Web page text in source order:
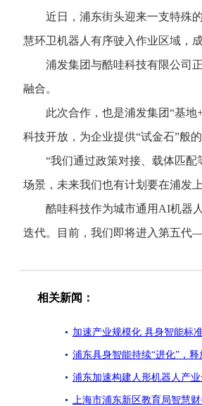
近日，浦东街头迎来一支特殊的
慧环卫机器人有序驶入作业区域，
浦发集团与酷哇科技有限公司正
融合。
此次合作，也是浦发集团“基地+
科技开放，为企业提供“试金石”般
“我们通过政策对接、载体匹配等
场景，未来我们也有计划要在浦发
酷哇科技作为城市通用AI机器人
迭代。目前，我们即将进入第五代
相关新闻：
加速产业规模化 具身智能标
浦东具身智能持续“进化”，
浦东加速构建人形机器人产
上海市浦东新区教育局智慧